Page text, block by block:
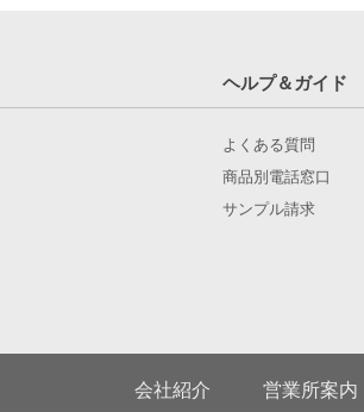
ヘルプ＆ガイド
よくある質問
商品別電話窓口
サンプル請求
会社紹介 営業所案内